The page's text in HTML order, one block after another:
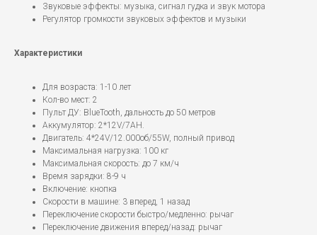
Звуковые эффекты: музыка, сигнал гудка и звук мотора
Регулятор громкости звуковых эффектов и музыки
Характеристики
Для возраста: 1-10 лет
Кол-во мест: 2
Пульт ДУ: BlueTooth, дальность до 50 метров
Аккумулятор: 2*12V/7АН.
Двигатель: 4*24V/12.000об/55W, полный привод
Максимальная нагрузка: 100 кг
Максимальная скорость: до 7 км/ч
Время зарядки: 8-9 ч
Включение: кнопка
Скорости в машине: 3 вперед, 1 назад
Переключение скорости быстро/медленно: рычаг
Переключение движения вперед/назад: рычаг